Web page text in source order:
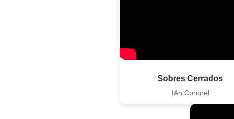
Sobres Cerrados
IAn Coronel